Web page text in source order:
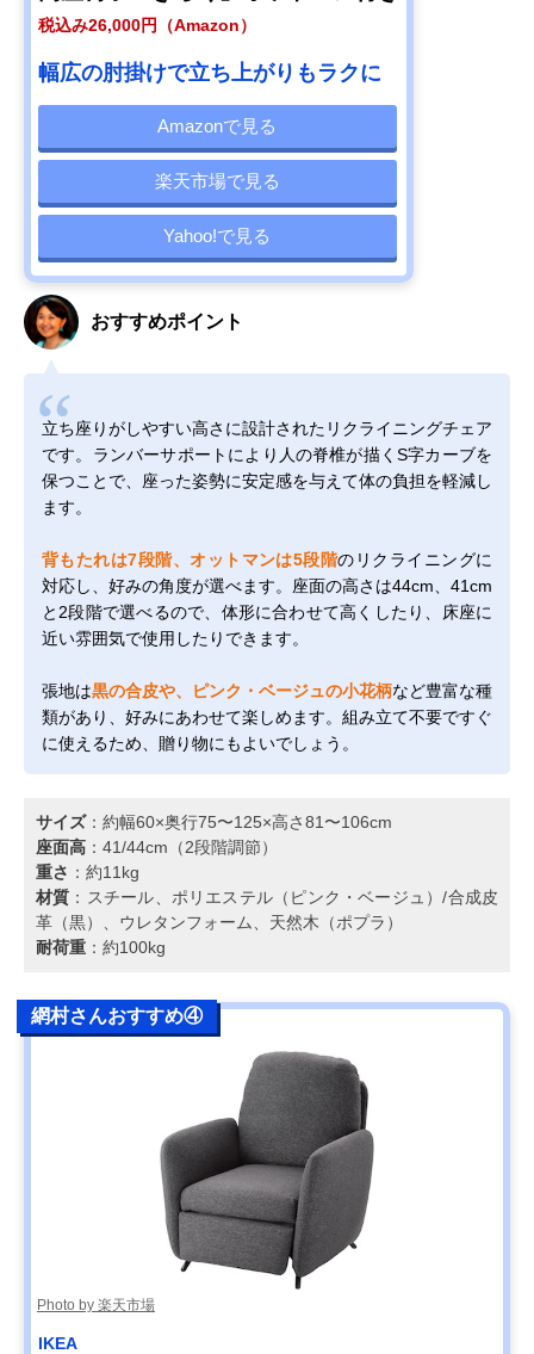
税込み26,000円（Amazon）
幅広の肘掛けで立ち上がりもラクに
Amazonで見る
楽天市場で見る
Yahoo!で見る
おすすめポイント
立ち座りがしやすい高さに設計されたリクライニングチェア
です。ランバーサポートにより人の脊椎が描くS字カーブを
保つことで、座った姿勢に安定感を与えて体の負担を軽減し
ます。
背もたれは7段階、オットマンは5段階のリクライニングに
対応し、好みの角度が選べます。座面の高さは44cm、41cm
と2段階で選べるので、体形に合わせて高くしたり、床座に
近い雰囲気で使用したりできます。
張地は黒の合皮や、ピンク・ベージュの小花柄など豊富な種
類があり、好みにあわせて楽しめます。組み立て不要ですぐ
に使えるため、贈り物にもよいでしょう。
サイズ：約幅60×奥行75〜125×高さ81〜106cm
座面高 ：41/44cm（2段階調節）
重さ ：約11kg
材質 ：スチール、ポリエステル（ピンク・ベージュ）/合成皮
革（黒）、ウレタンフォーム、天然木（ポプラ）
耐荷重 ：約100kg
網村さんおすすめ④
Photo by 楽天市場
IKEA